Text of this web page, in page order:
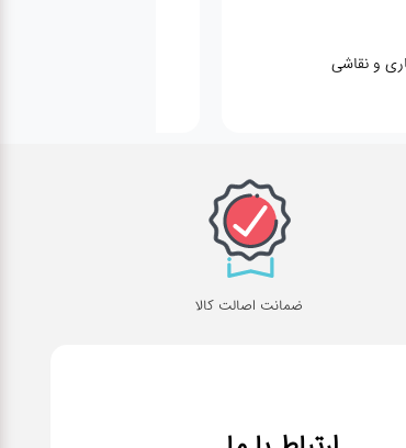
ضمانت اصالت کالا